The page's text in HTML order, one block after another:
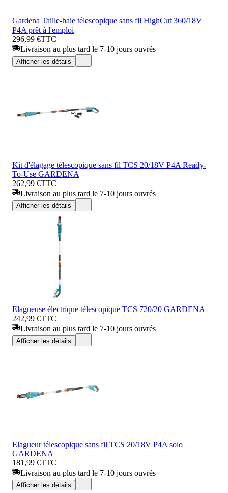
Gardena Taille-haie télescopique sans fil HighCut 360/18V
P4A prêt à l'emploi
296,99 €TTC
Livraison au plus tard le 7-10 jours ouvrés
Afficher les détails
Kit d'élagage télescopique sans fil TCS 20/18V P4A Ready-
To-Use GARDENA
262,99 €TTC
Livraison au plus tard le 7-10 jours ouvrés
Afficher les détails
Elagueuse électrique télescopique TCS 720/20 GARDENA
242,99 €TTC
Livraison au plus tard le 7-10 jours ouvrés
Afficher les détails
Elagueur télescopique sans fil TCS 20/18V P4A solo
GARDENA
181,99 €TTC
Livraison au plus tard le 7-10 jours ouvrés
Afficher les détails